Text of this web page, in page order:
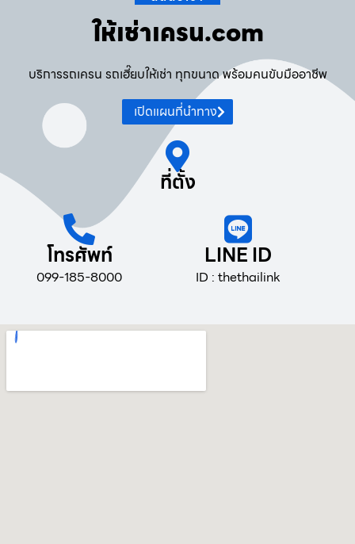
ให้เช่าเครน.com
บริการรถเครน รถเฮี๊ยบให้เช่า ทุกขนาด พร้อมคนขับมืออาชีพ
เปิดแผนที่นำทาง
ที่ตั้ง
โทรศัพท์
099-185-8000
LINE ID
ID : thethailink